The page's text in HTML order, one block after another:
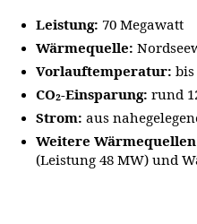
Leistung: 70 Megawatt
Wärmequelle:
Vorlauftemperatur: bis
CO₂‑Einsparung: rund
Strom: aus
Weitere
(Leistung 48 MW) und